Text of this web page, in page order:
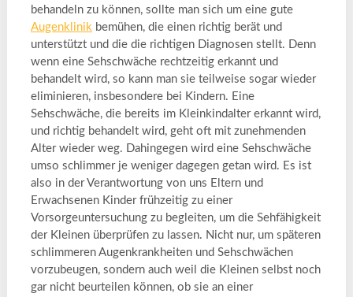
behandeln zu können, sollte man sich um eine gute
Augenklinikbemühen, die einen richtig berät und
unterstützt und die die richtigen Diagnosen stellt. Denn
wenn eine Sehschwäche rechtzeitig erkannt und
behandelt wird, so kann man sie teilweise sogar wieder
eliminieren, insbesondere bei Kindern. Eine
Sehschwäche, die bereits im Kleinkindalter erkannt wird,
und richtig behandelt wird, geht oft mit zunehmenden
Alter wieder weg. Dahingegen wird eine Sehschwäche
umso schlimmer je weniger dagegen getan wird. Es ist
also in der Verantwortung von uns Eltern und
Erwachsenen Kinder frühzeitig zu einer
Vorsorgeuntersuchung zu begleiten, um die Sehfähigkeit
der Kleinen überprüfen zu lassen. Nicht nur, um späteren
schlimmeren Augenkrankheiten und Sehschwächen
vorzubeugen, sondern auch weil die Kleinen selbst noch
gar nicht beurteilen können, ob sie an einer